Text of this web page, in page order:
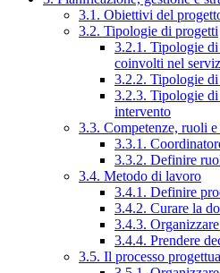
3.1. Obiettivi del
3.2. Tipologie di progetti
3.2.1. Tipologie
coinvolti nel
3.2.2. Tipologie
3.2.3. Tipologie di
intervento
3.3. Competenze, ruoli
3.3.1.
3.3.2. Definire
3.4. Metodo di lavoro
3.4.1. Definire
3.4.2. Curare la
3.4.3.
3.4.4. Prendere
3.5. Il processo